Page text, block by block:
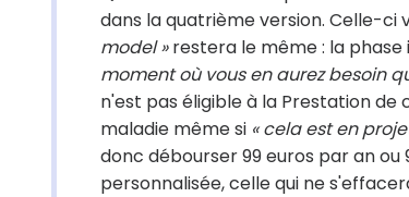
dans la quatrième version. Celle-ci
model »restera le même : la
moment où vous en aurez besoin
n'est pas éligible à la Prestation
maladie même si « cela est en
donc débourser 99 euros par an
personnalisée, celle qui ne